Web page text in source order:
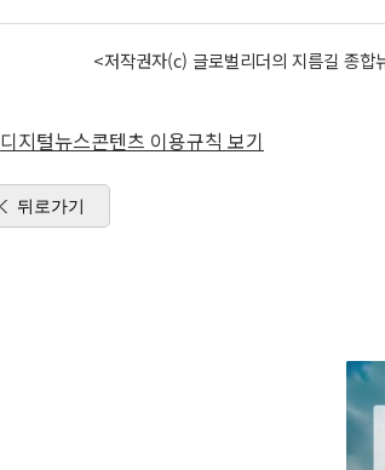
<저작권자(c) 글로벌리더의 지름길 종
디지털뉴스콘텐츠 이용규칙 보기
뒤로가기